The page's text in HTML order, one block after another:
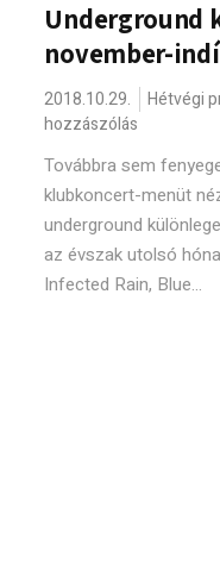
Underground
november-
2018.10.29. Hétvégi
hozzászólás
Továbbra sem
klubkoncert-menüt
underground
az évszak utolsó
Infected Rain, Blue...